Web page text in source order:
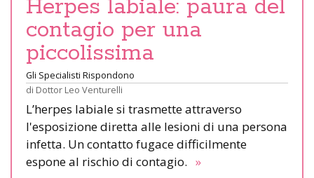
Herpes labiale: paura del
contagio per una
piccolissima
Gli Specialisti Rispondono
di Dottor Leo Venturelli
L’herpes labiale si trasmette attraverso
l'esposizione diretta alle lesioni di una persona
infetta. Un contatto fugace difficilmente
espone al rischio di contagio. »